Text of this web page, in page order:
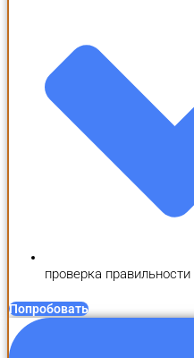
проверка
Попробовать